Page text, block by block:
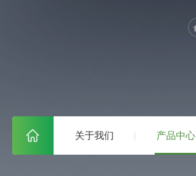
关于我们 产品中心